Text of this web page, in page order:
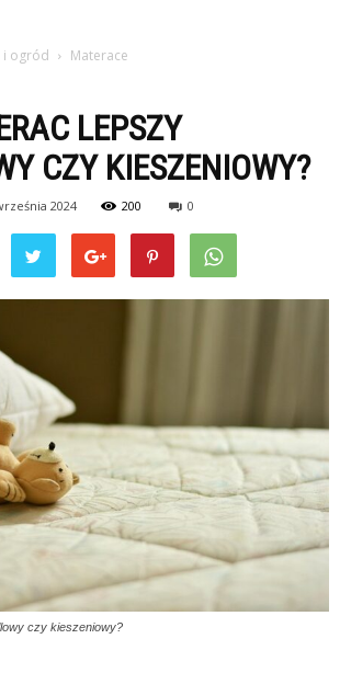
i ogród Materace
LEPSZY
CZY KIESZENIOWY?
2024 200 0
czy kieszeniowy?